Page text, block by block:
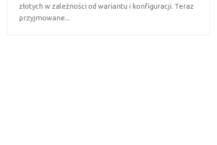
złotych w zależności od wariantu i konfiguracji. Teraz
przyjmowane...